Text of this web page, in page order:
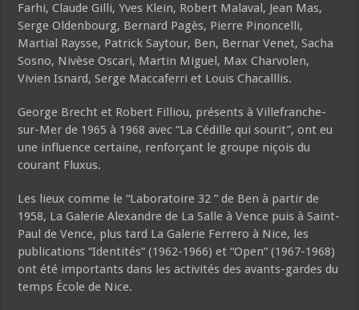
Farhi, Claude Gilli, Yves Klein, Robert Malaval, Jean Mas,
Serge Oldenbourg, Bernard Pagès, Pierre Pinoncelli,
Martial Raysse, Patrick Saytour, Ben, Bernar Venet, Sacha
Sosno, Nivèse Oscari, Martin Miguel, Max Charvolen,
Vivien Isnard, Serge Maccaferri et Louis Chacalllis.
George Brecht et Robert Filliou, présents à Villefranche-
sur-Mer de 1965 à 1968 avec “La Cédille qui sourit”, ont eu
une influence certaine, renforçant le groupe niçois du
courant Fluxus.
Les lieux comme le “Laboratoire 32 ” de Ben à partir de
1958, La Galerie Alexandre de La Salle à Vence puis à Saint-
Paul de Vence, plus tard La Galerie Ferrero à Nice, les
publications “Identités” (1962-1966) et “Open” (1967-1968)
ont été importants dans les activités des avants-gardes du
temps École de Nice.